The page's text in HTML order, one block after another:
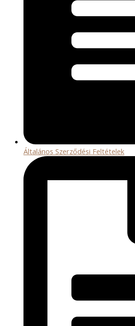
Általános Szerződési Feltételek